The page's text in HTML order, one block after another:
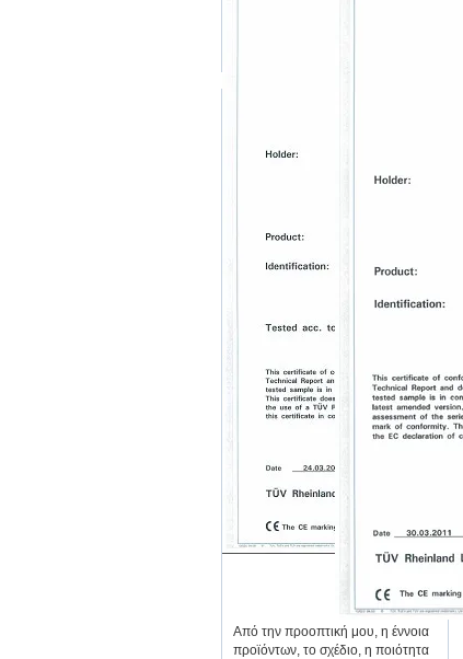
Από την προοπτική μου, η έννοια
προϊόντων, το σχέδιο, η ποιότητα